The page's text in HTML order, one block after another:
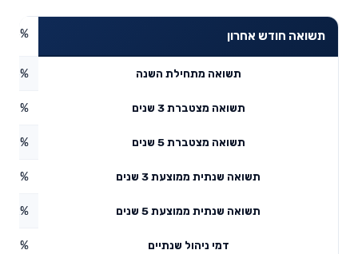
תשואה חודש אחרון
תשואה מתחילת השנה
תשואה מצטברת 3 שנים
תשואה מצטברת 5 שנים
תשואה שנתית ממוצעת 3 שנים
תשואה שנתית ממוצעת 5 שנים
דמי ניהול שנתיים 0.7%